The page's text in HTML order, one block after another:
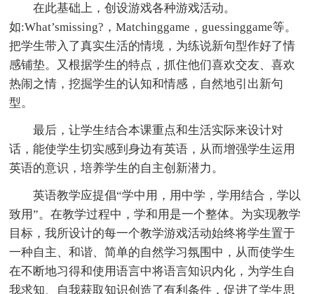
在此基础上，创设游戏各种游戏活动。
如:What’smissing?，Matchinggame，guessinggame等。
把学生带入了真实生活的情境，为练说新句型作好了情
感铺垫。又根据学生的特点，抓住他们喜欢交友、喜欢
热闹之情，挖掘学生的认知和情感，自然地引出新句
型。
最后，让学生结合本课重点和生活实际来设计对
话，能使学生切实感到身边有英语，从而增强学生运用
英语的意识，培养学生的自主创新潜力。
英语教学应提倡“学中用，用中学，学用结合，学以
致用”。在教学过程中，学和用是一个整体。为实现教学
目标，我所设计的每一个教学游戏活动始终将学生置于
一种自主、和谐、简单的自然学习氛围中，从而使学生
在不断地习得和使用语言中将语言知识内化，为学生自
我求知、自我获取知识创造了有利条件，促进了学生思